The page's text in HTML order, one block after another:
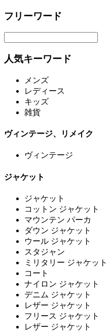
フリーワード
人気キーワード
メンズ
レディース
キッズ
雑貨
ヴィンテージ、リメイク
ヴィンテージ
ジャケット
ジャケット
コットン ジャケット
マウンテン パーカ
ダウン ジャケット
ウール ジャケット
スタジャン
ミリタリー ジャケット
コート
ナイロン ジャケット
デニム ジャケット
レザー ジャケット
フリース ジャケット
レザー ジャケット